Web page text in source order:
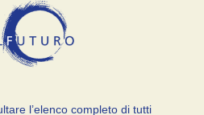
l’elenco completo di tutti